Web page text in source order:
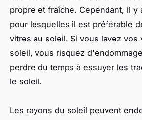
propre et fraîche. Cependant, il y
pour lesquelles il est préférable
vitres au soleil. Si vous lavez vos
soleil, vous risquez
perdre du temps à essuyer les
le soleil.
Les rayons du soleil peuvent